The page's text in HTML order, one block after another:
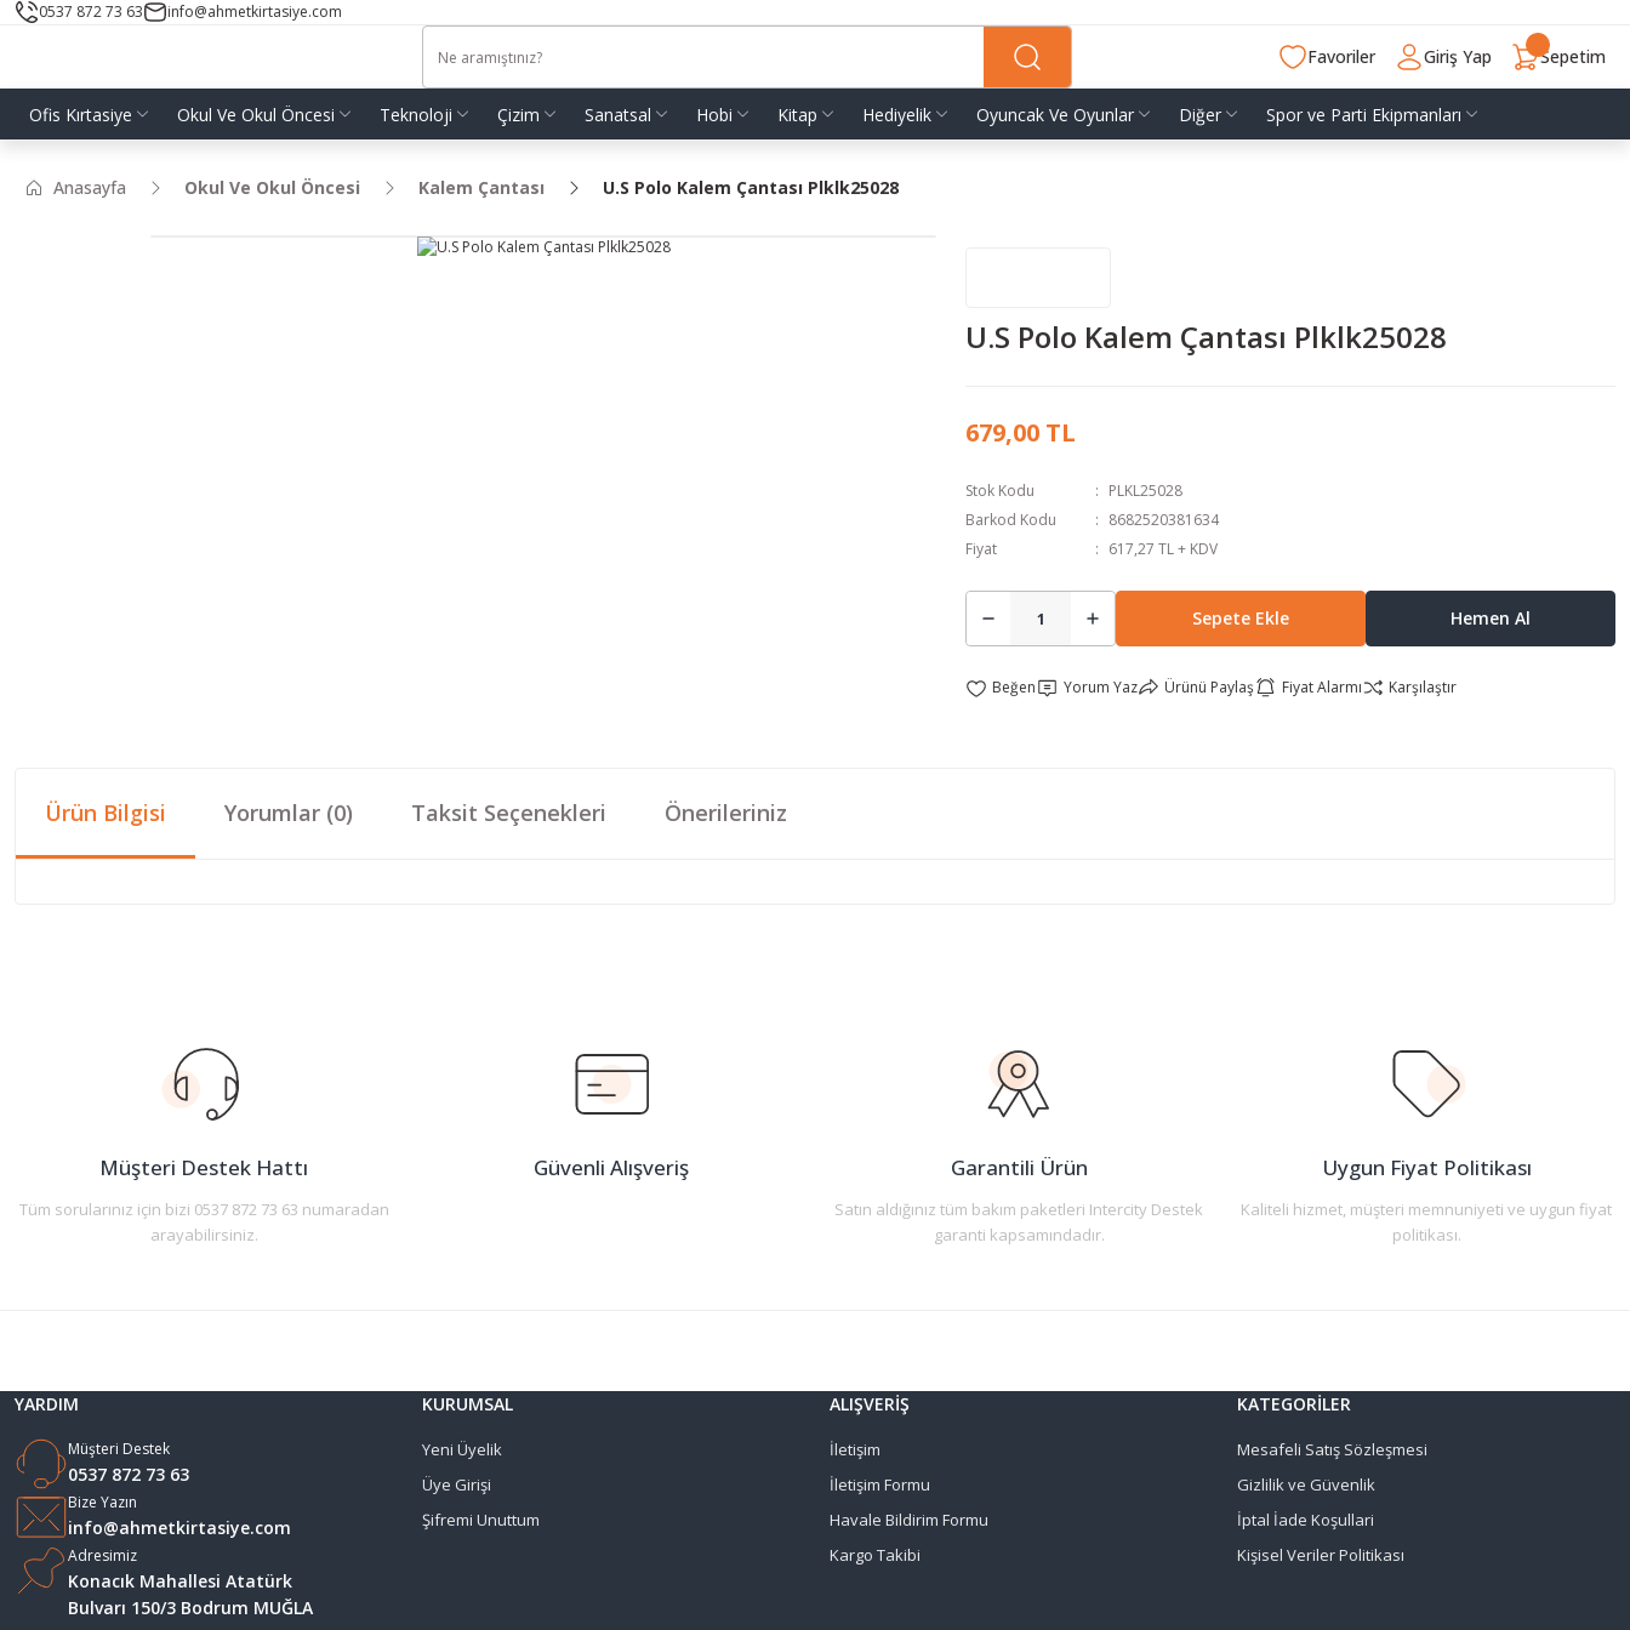
0537 872 73 63 info@ahmetkirtasiye.com
Favoriler Giriş Yap Sepetim
Ofis Kırtasiye Okul Ve Okul Öncesi Teknoloji Çizim Sanatsal Hobi Kitap Hediyelik Oyuncak Ve Oyunlar Diğer Spor ve Parti Ekipmanları
Anasayfa Okul Ve Okul Öncesi Kalem Çantası U.S Polo Kalem Çantası Plklk25028
U.S Polo Kalem Çantası Plklk25028
679,00 TL
Stok Kodu
PLKL25028
Barkod Kodu
8682520381634
Fiyat
617,27 TL + KDV
Sepete Ekle Hemen Al
Yorum Yaz Ürünü Paylaş Fiyat Alarmı Karşılaştır
Ürün Bilgisi Yorumlar (0) Taksit Seçenekleri Önerileriniz
Ürün açıklamasında eksik bilgiler bulunuyor.
Ürün bilgilerinde hatalar bulunuyor.
Bu ürüne benzer farklı alternatifler olmalı.
Müşteri Destek Hattı
Tüm sorularınız için bizi 0537 872 73 63 numaradan
arayabilirsiniz.
Güvenli Alışveriş Garantili Ürün
Satın aldığınız tüm bakım paketleri Intercity Destek
garanti kapsamındadır.
Uygun Fiyat Politikası
Kaliteli hizmet, müşteri memnuniyeti ve uygun fiyat
politikası.
YARDIM
Müşteri Destek
0537 872 73 63
Bize Yazın
info@ahmetkirtasiye.com
Adresimiz
Konacık Mahallesi Atatürk
Bulvarı 150/3 Bodrum MUĞLA
KURUMSAL
Yeni Üyelik
Üye Girişi
Şifremi Unuttum
ALIŞVERİŞ
İletişim
İletişim Formu
Havale Bildirim Formu
Kargo Takibi
KATEGORİLER
Mesafeli Satış Sözleşmesi
Gizlilik ve Güvenlik
İptal İade Koşullari
Kişisel Veriler Politikası